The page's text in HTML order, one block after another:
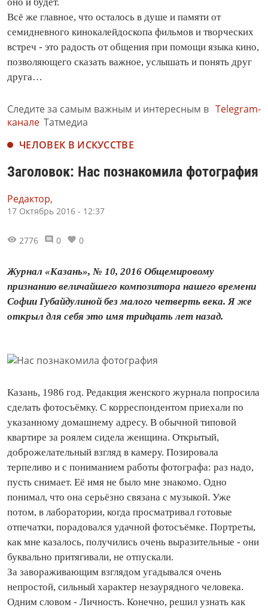
Всё же главное, что осталось в душе и памяти от
семидневного кинокалейдоскопа фильмов и творческих
встреч - это радость от общения при помощи языка кино,
позволяющего сказать важное, услышать и понять друг
друга…
Следите за самым важным и интересным в Telegram-
канале Татмедиа
ЧЕЛОВЕК В ИСКУССТВЕ
Заголовок: Нас познакомила фотография
Редактор,
17 Октябрь 2016 - 12:37
2776 0 0
Журнал «Казань», № 10, 2016 Общемировому
признанию величайшего композитора нашего времени
Софии Губайдулиной без малого четверть века. Я же
открыл для себя это имя три­дцать лет назад.
Ка­зань, 1986 год. Редакция женского журнала попросила
сделать фотосъёмку. С корреспондентом приехали по
указанному домашнему адресу. В обычной типовой
квартире за роялем сидела женщина. Открытый,
доброжелательный взгляд в камеру. Позировала
терпеливо и с пониманием работы фотографа: раз надо,
пусть снимает. Её имя не было мне знакомо. Одно
понимал, что она серь­ёзно связана с музыкой. Уже
потом, в лаборатории, ко­гда просматривал готовые
отпечатки, порадовался удачной фотосъёмке. Портреты,
как мне казалось, получились очень выразительные - они
буквально притягивали, не отпускали.
За завораживающим взглядом угадывался очень
непростой, сильный характер незаурядного человека.
Одним словом - Личность. Конечно, решил узнать как